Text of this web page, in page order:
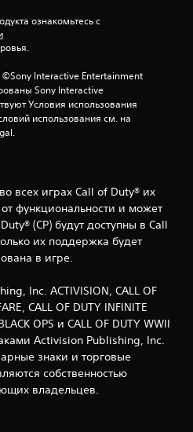
ознакомьтесь с
Interactive Entertainment
Sony Interactive
Условия использования
использования см. на
всех играх Call of Duty® их
функциональности и может
(CP) будут доступны в Call
их поддержка будет
в игре.
Inc. ACTIVISION, CALL OF
CALL OF DUTY INFINITE
OPS и CALL OF DUTY WWII
Activision Publishing, Inc.
знаки и торговые
собственностью
владельцев.